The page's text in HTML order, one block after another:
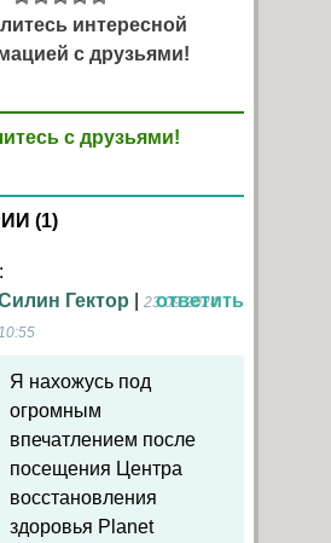
интересной
с друзьями!
с друзьями!
(1)
Гектор
23.09.2024
10:55
ответить
Я нахожусь под
огромным
впечатлением после
посещения Центра
восстановления
здоровья Planet